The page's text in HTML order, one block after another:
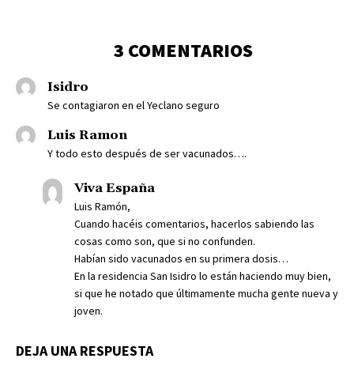
3 COMENTARIOS
Isidro
Se contagiaron en el Yeclano seguro
Luis Ramon
Y todo esto después de ser vacunados….
Viva España
Luis Ramón,
Cuando hacéis comentarios, hacerlos sabiendo las
cosas como son, que si no confunden.
Habían sido vacunados en su primera dosis…
En la residencia San Isidro lo están haciendo muy bien,
si que he notado que últimamente mucha gente nueva y
joven.
DEJA UNA RESPUESTA